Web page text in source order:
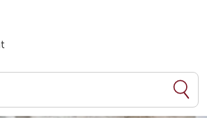
l'auto-complétion sont disponibles,